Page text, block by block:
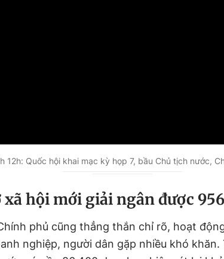
12h: Quốc hội khai mạc kỳ họp 7, bầu Chủ tịch nước,
xã hội mới giải ngân được
phủ cũng thẳng thắn chỉ rõ, hoạt
nghiệp, người dân gặp nhiều khó